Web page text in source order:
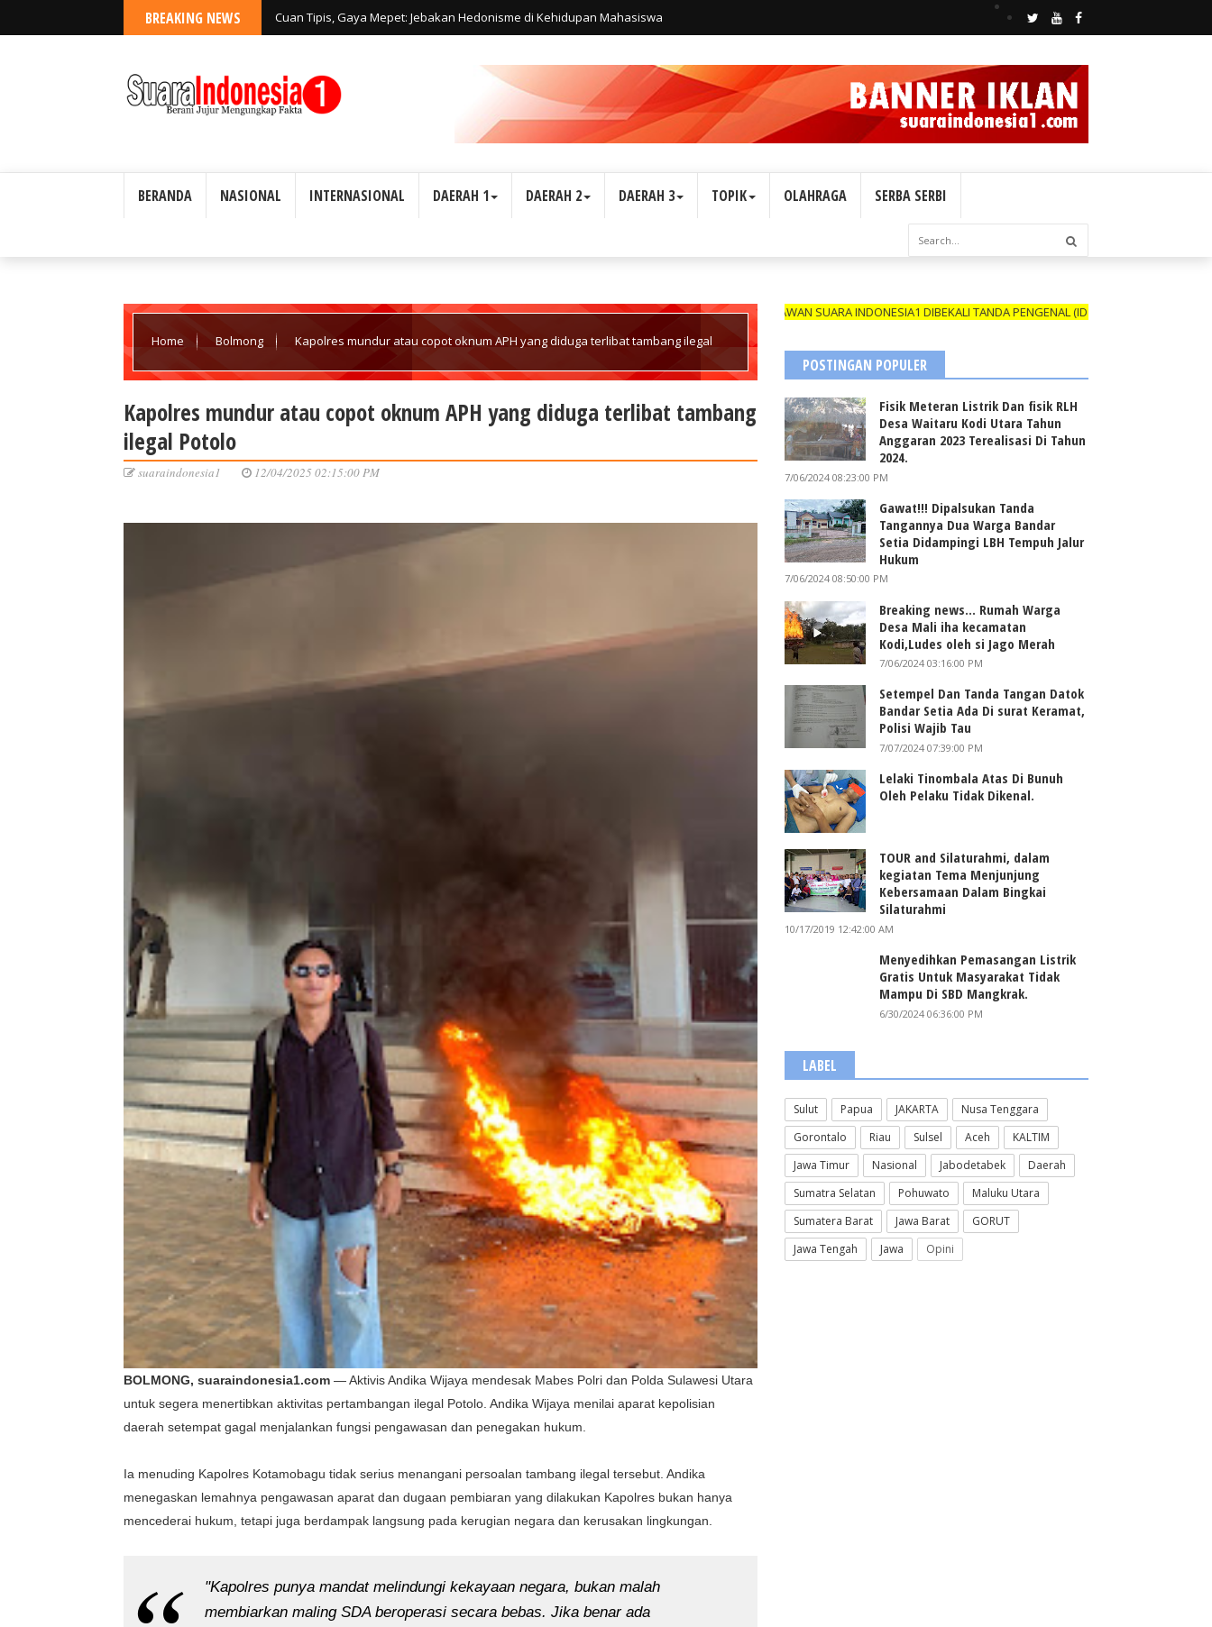
BREAKING NEWS Cuan Tipis, Gaya Mepet: Jebakan Hedonisme di Kehidupan Mahasiswa
BERANDA NASIONAL INTERNASIONAL DAERAH 1 DAERAH 2 DAERAH 3 TOPIK OLAHRAGA SERBA SERBI
Home Bolmong Kapolres mundur atau copot oknum APH yang diduga terlibat tambang ilegal
Kapolres mundur atau copot oknum APH yang diduga terlibat tambang
ilegal Potolo
suaraindonesia1 12/04/2025 02:15:00 PM
BOLMONG, suaraindonesia1.com — Aktivis Andika Wijaya mendesak Mabes Polri dan Polda Sulawesi Utara
untuk segera menertibkan aktivitas pertambangan ilegal Potolo. Andika Wijaya menilai aparat kepolisian
daerah setempat gagal menjalankan fungsi pengawasan dan penegakan hukum.
Ia menuding Kapolres Kotamobagu tidak serius menangani persoalan tambang ilegal tersebut. Andika
menegaskan lemahnya pengawasan aparat dan dugaan pembiaran yang dilakukan Kapolres bukan hanya
mencederai hukum, tetapi juga berdampak langsung pada kerugian negara dan kerusakan lingkungan.
"Kapolres punya mandat melindungi kekayaan negara, bukan malah
membiarkan maling SDA beroperasi secara bebas. Jika benar ada
WARTAWAN SUARA INDONESIA1 DIBEKALI TANDA PENGENAL (ID CARD) YANG MASIH BERLAKU
POSTINGAN POPULER
Fisik Meteran Listrik Dan fisik RLH
Desa Waitaru Kodi Utara Tahun
Anggaran 2023 Terealisasi Di Tahun
2024.
7/06/2024 08:23:00 PM
Gawat!!! Dipalsukan Tanda
Tangannya Dua Warga Bandar
Setia Didampingi LBH Tempuh Jalur
Hukum
7/06/2024 08:50:00 PM
Breaking news... Rumah Warga
Desa Mali iha kecamatan
Kodi,Ludes oleh si Jago Merah
7/06/2024 03:16:00 PM
Setempel Dan Tanda Tangan Datok
Bandar Setia Ada Di surat Keramat,
Polisi Wajib Tau
7/07/2024 07:39:00 PM
Lelaki Tinombala Atas Di Bunuh
Oleh Pelaku Tidak Dikenal.
TOUR and Silaturahmi, dalam
kegiatan Tema Menjunjung
Kebersamaan Dalam Bingkai
Silaturahmi
10/17/2019 12:42:00 AM
Menyedihkan Pemasangan Listrik
Gratis Untuk Masyarakat Tidak
Mampu Di SBD Mangkrak.
6/30/2024 06:36:00 PM
LABEL
Sulut Papua JAKARTA
Nusa Tenggara
Gorontalo
Riau Sulsel Aceh
KALTIM
Jawa Timur
Nasional Jabodetabek
Daerah
Sumatra Selatan
Pohuwato
Maluku Utara
Sumatera Barat
Jawa Barat
GORUT
Jawa Tengah
Jawa Opini